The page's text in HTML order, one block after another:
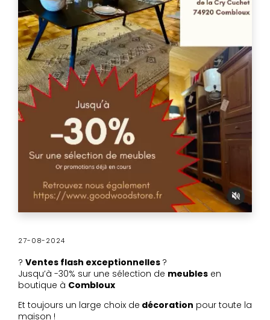
27-08-2024
? Ventes flash exceptionnelles ?
Jusqu’à -30% sur une sélection de meubles en
boutique à Combloux
Et toujours un large choix de décoration pour toute la
maison !